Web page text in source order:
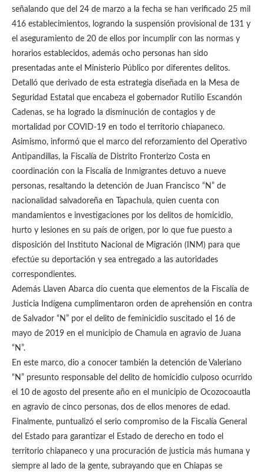
señalando que del 24 de marzo a la fecha se han verificado 25 mil
416 establecimientos, logrando la suspensión provisional de 131 y
el aseguramiento de 20 de ellos por incumplir con las normas y
horarios establecidos, además ocho personas han sido
presentadas ante el Ministerio Público por diferentes delitos.
Detalló que derivado de esta estrategia diseñada en la Mesa de
Seguridad Estatal que encabeza el gobernador Rutilio Escandón
Cadenas, se ha logrado la disminución de contagios y de
mortalidad por COVID-19 en todo el territorio chiapaneco.
Asimismo, informó que el marco del reforzamiento del Operativo
Antipandillas, la Fiscalía de Distrito Fronterizo Costa en
coordinación con la Fiscalía de Inmigrantes detuvo a nueve
personas, resaltando la detención de Juan Francisco “N” de
nacionalidad salvadoreña en Tapachula, quien cuenta con
mandamientos e investigaciones por los delitos de homicidio,
hurto y lesiones en su país de origen, por lo que fue puesto a
disposición del Instituto Nacional de Migración (INM) para que
efectúe su deportación y sea entregado a las autoridades
correspondientes.
Además Llaven Abarca dio cuenta que elementos de la Fiscalía de
Justicia Indígena cumplimentaron orden de aprehensión en contra
de Salvador “N” por el delito de feminicidio suscitado el 16 de
mayo de 2019 en el municipio de Chamula en agravio de Juana
“N”.
En este marco, dio a conocer también la detención de Valeriano
“N” presunto responsable del delito de homicidio culposo ocurrido
el 10 de agosto del presente año en el municipio de Ocozocoautla
en agravio de cinco personas, dos de ellos menores de edad.
Finalmente, puntualizó el serio compromiso de la Fiscalía General
del Estado para garantizar el Estado de derecho en todo el
territorio chiapaneco y una procuración de justicia más humana y
siempre al lado de la gente, subrayando que en Chiapas se